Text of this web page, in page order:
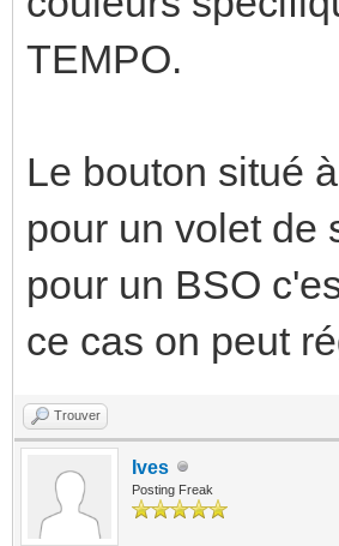
TEMPO.
Le bouton situé
pour un volet de
pour un BSO
ce cas on peut
Trouver
Ives
Posting Freak